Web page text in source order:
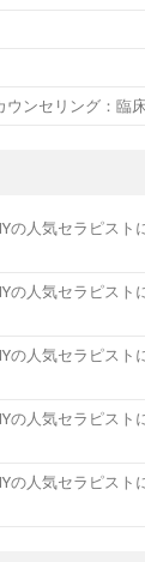
ンセリング：臨
の人気セラピスト
の人気セラピスト
の人気セラピスト
の人気セラピスト
の人気セラピスト